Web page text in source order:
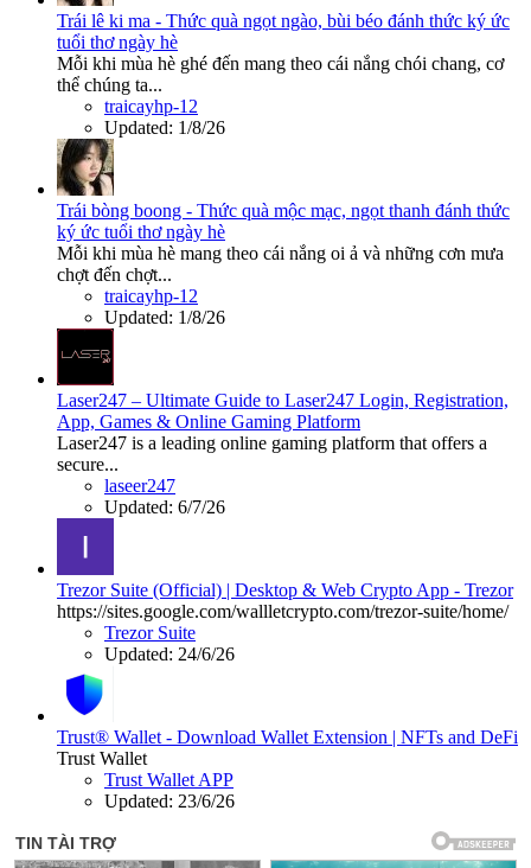
Trái lê ki ma - Thức quà ngọt ngào, bùi béo đánh thức ký ức
tuổi thơ ngày hè
Mỗi khi mùa hè ghé đến mang theo cái nắng chói chang, cơ
thể chúng ta...
traicayhp-12
Updated: 1/8/26
Trái bòng boong - Thức quà mộc mạc, ngọt thanh đánh thức
ký ức tuổi thơ ngày hè
Mỗi khi mùa hè mang theo cái nắng oi ả và những cơn mưa
chợt đến chợt...
traicayhp-12
Updated: 1/8/26
Laser247 – Ultimate Guide to Laser247 Login, Registration,
App, Games & Online Gaming Platform
Laser247 is a leading online gaming platform that offers a
secure...
laseer247
Updated: 6/7/26
Trezor Suite (Official) | Desktop & Web Crypto App - Trezor
https://sites.google.com/wallletcrypto.com/trezor-suite/home/
Trezor Suite
Updated: 24/6/26
Trust® Wallet - Download Wallet Extension | NFTs and DeFi
Trust Wallet
Trust Wallet APP
Updated: 23/6/26